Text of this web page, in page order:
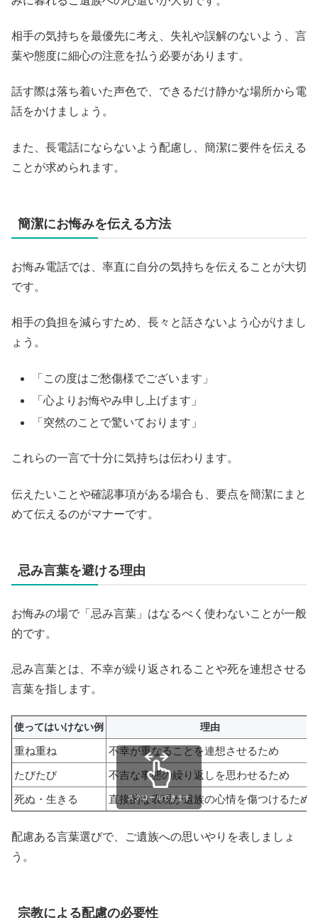
相手の気持ちを最優先に考え、失礼や誤解のないよう、言
葉や態度に細心の注意を払う必要があります。
話す際は落ち着いた声色で、できるだけ静かな場所から電
話をかけましょう。
また、長電話にならないよう配慮し、簡潔に要件を伝える
ことが求められます。
簡潔にお悔みを伝える方法
お悔み電話では、率直に自分の気持ちを伝えることが大切
です。
相手の負担を減らすため、長々と話さないよう心がけまし
ょう。
「この度はご愁傷様でございます」
「心よりお悔やみ申し上げます」
「突然のことで驚いております」
これらの一言で十分に気持ちは伝わります。
伝えたいことや確認事項がある場合も、要点を簡潔にまと
めて伝えるのがマナーです。
忌み言葉を避ける理由
お悔みの場で「忌み言葉」はなるべく使わないことが一般
的です。
忌み言葉とは、不幸が繰り返されることや死を連想させる
言葉を指します。
使ってはいけない例 理由
重ね重ね
不幸が重なることを連想させるため
たびたび
不吉な事態の繰り返しを思わせるため
死ぬ・生きる
直接的な表現が遺族の心情を傷つけるため
スクロールできます
配慮ある言葉選びで、ご遺族への思いやりを表しましょ
う。
宗教による配慮の必要性